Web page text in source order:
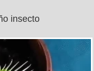
insecto